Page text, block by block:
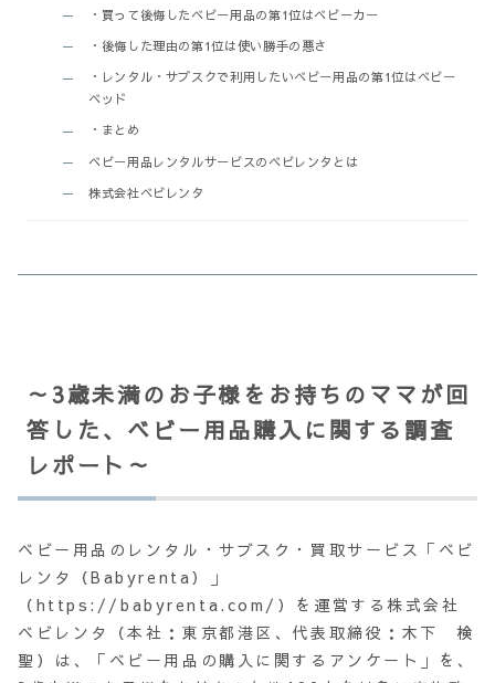
・買って後悔したベビー用品の第1位はベビーカー
・後悔した理由の第1位は使い勝手の悪さ
・レンタル・サブスクで利用したいベビー用品の第1位はベビー
ベッド
・まとめ
ベビー用品レンタルサービスのベビレンタとは
株式会社ベビレンタ
～3歳未満のお子様をお持ちのママが回
答した、ベビー用品購入に関する調査
レポート～
ベビー用品のレンタル・サブスク・買取サービス「ベビ
レンタ（Babyrenta）」
（https://babyrenta.com/）を運営する株式会社
ベビレンタ（本社：東京都港区、代表取締役：木下 検
聖）は、「ベビー用品の購入に関するアンケート」を、